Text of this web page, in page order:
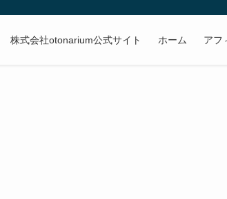
株式会社otonarium公式サイト ホーム アフ